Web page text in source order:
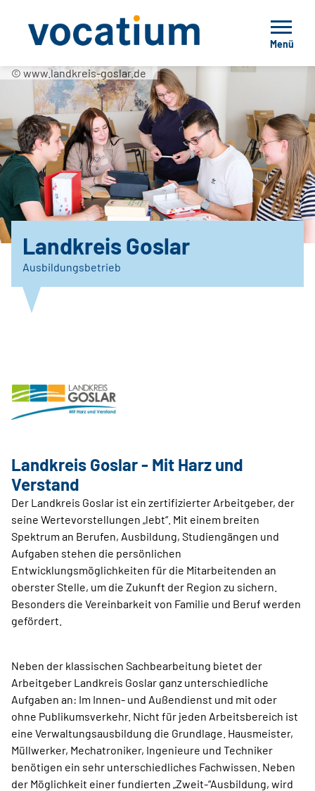
Menü
© www.landkreis-goslar.de
Landkreis Goslar
Ausbildungsbetrieb
Landkreis Goslar - Mit Harz und
Verstand
Der Landkreis Goslar ist ein zertifizierter Arbeitgeber, der
seine Wertevorstellungen „lebt“. Mit einem breiten
Spektrum an Berufen, Ausbildung, Studiengängen und
Aufgaben stehen die persönlichen
Entwicklungsmöglichkeiten für die Mitarbeitenden an
oberster Stelle, um die Zukunft der Region zu sichern.
Besonders die Vereinbarkeit von Familie und Beruf werden
gefördert.
Neben der klassischen Sachbearbeitung bietet der
Arbeitgeber Landkreis Goslar ganz unterschiedliche
Aufgaben an: Im Innen- und Außendienst und mit oder
ohne Publikumsverkehr. Nicht für jeden Arbeitsbereich ist
eine Verwaltungsausbildung die Grundlage. Hausmeister,
Müllwerker, Mechatroniker, Ingenieure und Techniker
benötigen ein sehr unterschiedliches Fachwissen. Neben
der Möglichkeit einer fundierten „Zweit-“Ausbildung, wird